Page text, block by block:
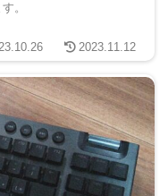
。
2023.11.12